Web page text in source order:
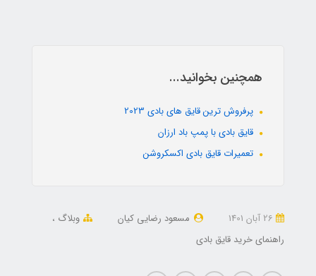
همچنین بخوانید...
پرفروش ترین قایق های بادی 2023
قایق بادی با پمپ باد ارزان
تعمیرات قایق بادی اکسکروشن
مسعود رضایی کیان
وبلاگ
راهنمای خرید قایق بادی